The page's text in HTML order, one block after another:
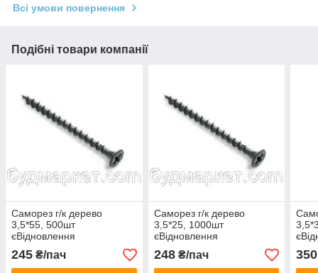
Всі умови повернення
Подібні товари компанії
Саморез г/к дерево
3,5*55, 500шт
єВідновлення
245 ₴/пач
Саморез г/к дерево
3,5*25, 1000шт
єВідновлення
248₴/пач 350